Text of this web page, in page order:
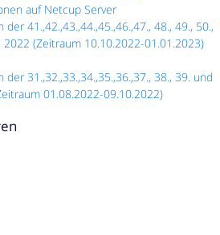
auf Netcup Server
41.,42.,43.,44.,45.,46.,47., 48., 49., 50.,
(Zeitraum 10.10.2022-01.01.2023)
31.,32.,33.,34.,35.,36.,37., 38., 39. und
01.08.2022-09.10.2022)